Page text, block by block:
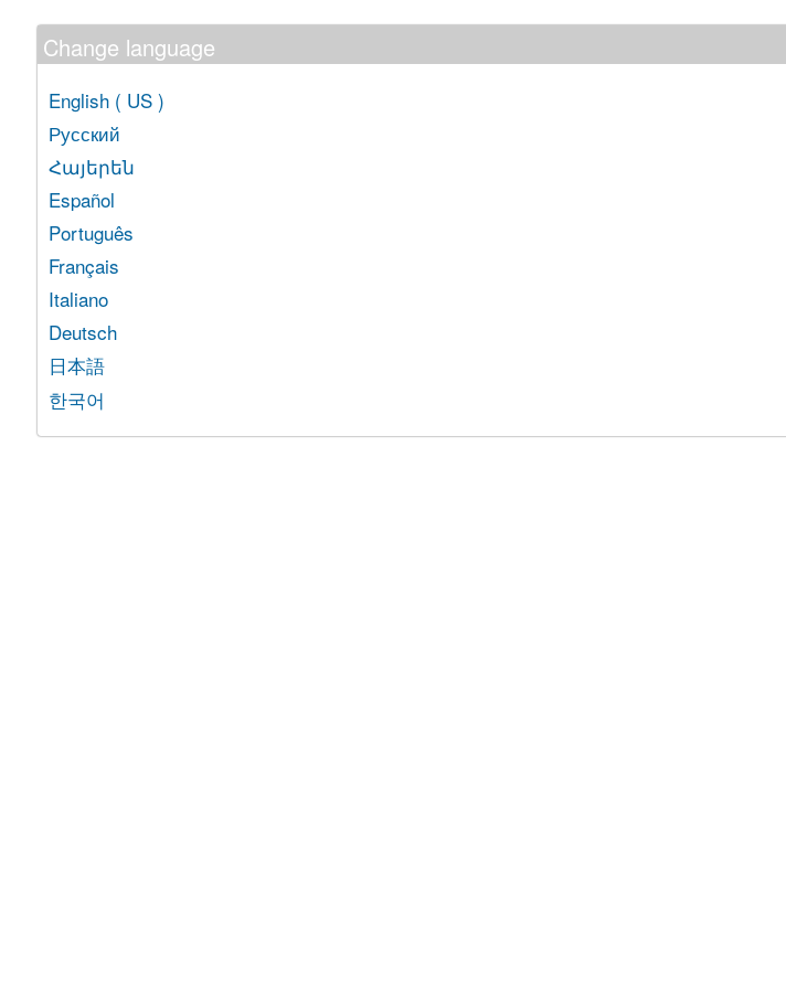
Change language
English ( US )
Русский
Հայերեն
Español
Português
Français
Italiano
Deutsch
日本語
한국어